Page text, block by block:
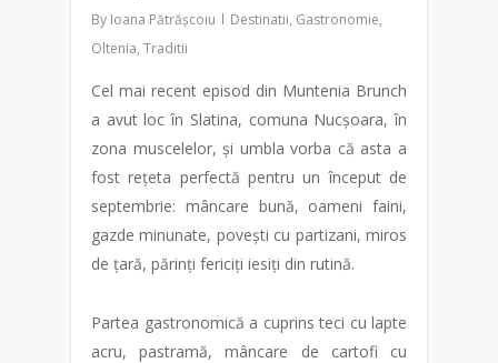
By Ioana Pătrășcoiu Destinatii, Gastronomie,
Oltenia, Traditii
Cel mai recent episod din Muntenia Brunch
a avut loc în Slatina, comuna Nucșoara, în
zona muscelelor, și umbla vorba că asta a
fost rețeta perfectă pentru un început de
septembrie: mâncare bună, oameni faini,
gazde minunate, povești cu partizani, miros
de țară, părinți fericiți iesiți din rutină.
Partea gastronomică a cuprins teci cu lapte
acru, pastramă, mâncare de cartofi cu